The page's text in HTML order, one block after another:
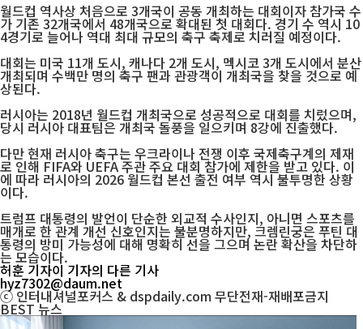
월드컵 역사상 처음으로 3개국이 공동 개최하는 대회이자 참가국 수
가 기존 32개국에서 48개국으로 확대된 첫 대회다. 경기 수 역시 10
4경기로 늘어나 역대 최대 규모의 축구 축제로 치러질 예정이다.
대회는 미국 11개 도시, 캐나다 2개 도시, 멕시코 3개 도시에서 분산
개최되며 수백만 명의 축구 팬과 관광객이 개최국을 찾을 것으로 예
상된다.
러시아는 2018년 월드컵 개최국으로 성공적으로 대회를 치렀으며,
당시 러시아 대표팀은 개최국 돌풍을 일으키며 8강에 진출했다.
다만 현재 러시아 축구는 우크라이나 전쟁 이후 국제축구계의 제재
로 인해 FIFA와 UEFA 주관 주요 대회 참가에 제한을 받고 있다. 이
에 따라 러시아의 2026 월드컵 본선 출전 여부 역시 불투명한 상황
이다.
트럼프 대통령의 발언이 단순한 외교적 수사인지, 아니면 스포츠를
매개로 한 관계 개선 신호인지는 불분명하지만, 크렘린궁은 푸틴 대
통령의 방미 가능성에 대해 명확히 선을 그으며 논란 확산을 차단하
는 모습이다.
허훈 기자이 기자의 다른 기사
hyz7302@daum.net
ⓒ 인터내셔널포커스 & dspdaily.com 무단전재-재배포금지
BEST뉴스